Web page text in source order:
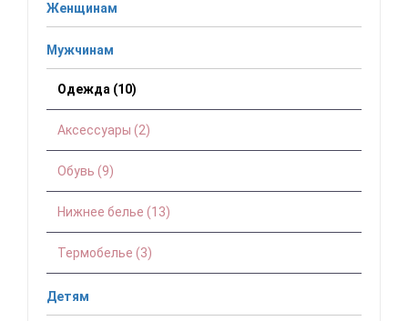
Женщинам
Мужчинам
Одежда (10)
Аксессуары (2)
Обувь (9)
Нижнее белье (13)
Термобелье (3)
Детям